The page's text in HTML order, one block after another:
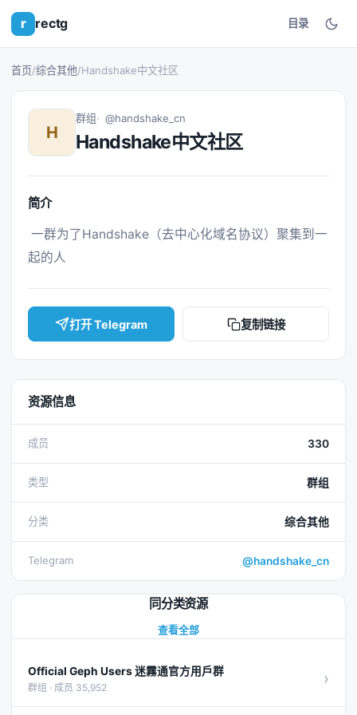
r rectg 目录
首页/综合其他/Handshake中文社区
H
群组 @handshake_cn
Handshake中文社区
简介
起的人
打开 Telegram 复制链接
资源信息
成员 330
类型 群组
分类 综合其他
Telegram @handshake_cn
同分类资源
查看全部
Official Geph Users 迷霧通官方用戶群
群组 · 成员 35,952 ›